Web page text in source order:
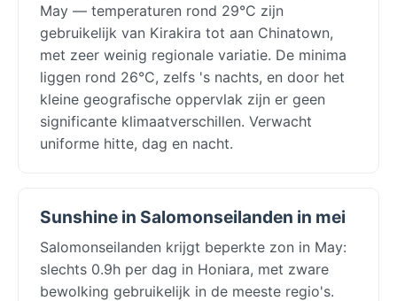
May — temperaturen rond 29°C zijn
gebruikelijk van Kirakira tot aan Chinatown,
met zeer weinig regionale variatie. De minima
liggen rond 26°C, zelfs 's nachts, en door het
kleine geografische oppervlak zijn er geen
significante klimaatverschillen. Verwacht
uniforme hitte, dag en nacht.
Sunshine in Salomonseilanden in mei
Salomonseilanden krijgt beperkte zon in May:
slechts 0.9h per dag in Honiara, met zware
bewolking gebruikelijk in de meeste regio's.